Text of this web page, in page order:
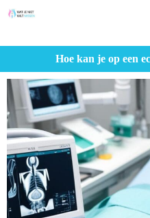
Hoe kan je op een